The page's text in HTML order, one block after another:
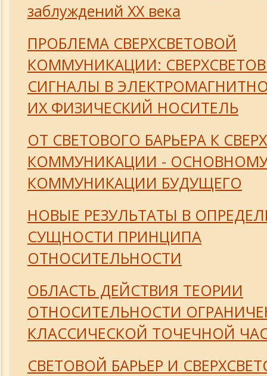
заблуждений ХХ века
ПРОБЛЕМА СВЕРХСВЕТОВОЙ
КОММУНИКАЦИИ:
СИГНАЛЫ В
ИХ ФИЗИЧЕСКИЙ НОСИТЕЛЬ
ОТ СВЕТОВОГО БАРЬЕРА К
КОММУНИКАЦИИ -
КОММУНИКАЦИИ БУДУЩЕГО
НОВЫЕ РЕЗУЛЬТАТЫ В
СУЩНОСТИ ПРИНЦИПА
ОТНОСИТЕЛЬНОСТИ
ОБЛАСТЬ ДЕЙСТВИЯ ТЕОРИИ
ОТНОСИТЕЛЬНОСТИ
КЛАССИЧЕСКОЙ ТОЧЕЧНОЙ
СВЕТОВОЙ БАРЬЕР И